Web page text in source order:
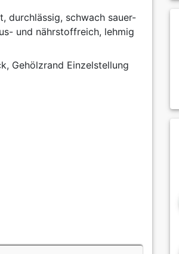
durchlässig, schwach sauer-
und nährstoffreich, lehmig
Gehölzrand Einzelstellung